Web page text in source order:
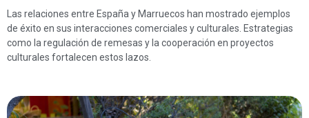
Las relaciones entre España y Marruecos han mostrado ejemplos
de éxito en sus interacciones comerciales y culturales. Estrategias
como la regulación de remesas y la cooperación en proyectos
culturales fortalecen estos lazos.